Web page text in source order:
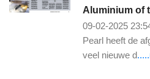
Aluminium of
09-02-2025
Pearl heeft de
veel nieuwe d